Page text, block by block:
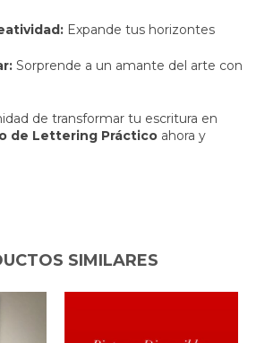
Expande tus horizontes
Sorprende a un amante del arte con
de transformar tu escritura en
de Lettering Práctico ahora y
SIMILARES